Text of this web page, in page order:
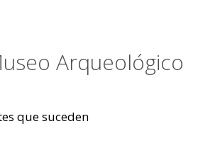
Arqueológico
que suceden